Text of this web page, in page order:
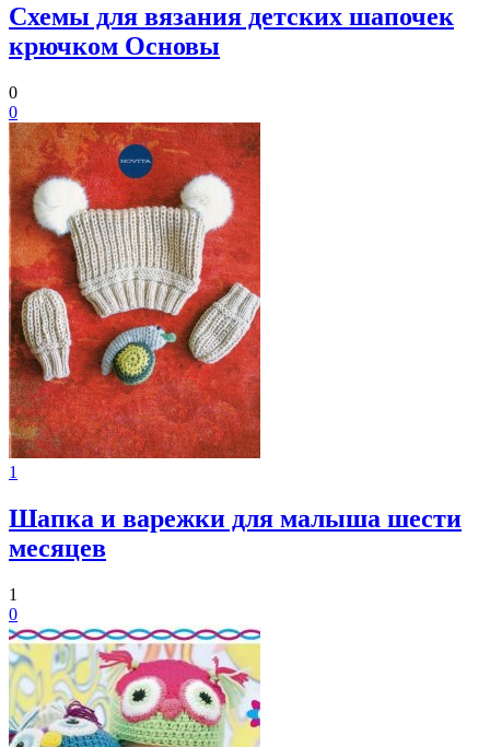
Схемы для вязания детских шапочек
крючком Основы
0
0
1
Шапка и варежки для малыша шести
месяцев
1
0